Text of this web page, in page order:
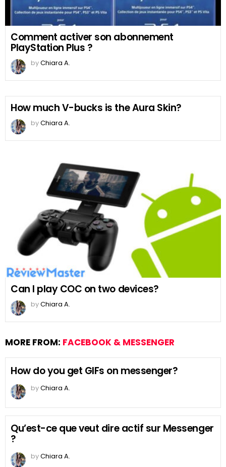
Comment activer son abonnement
PlayStation Plus ?
byChiara A.
How much V-bucks is the Aura Skin?
byChiara A.
Can I play COC on two devices?
byChiara A.
MORE FROM: FACEBOOK & MESSENGER
How do you get GIFs on messenger?
byChiara A.
Qu’est-ce que veut dire actif sur Messenger
?
byChiara A.